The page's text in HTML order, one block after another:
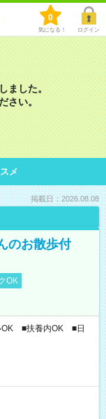
0
気になる！ ログイン
ました。
さい。
メ
掲載日：2026.08.08
のお散歩付
OK
OK ■扶養内OK ■日